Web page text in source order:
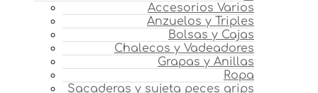
Accesorios Varios
Anzuelos y Triples
Bolsas y Cajas
Chalecos y Vadeadores
Grapas y Anillas
Ropa
Sacaderas y sujeta peces grips